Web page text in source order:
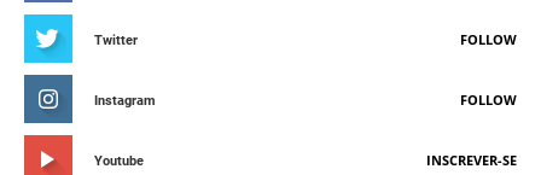
Twitter FOLLOW
Instagram FOLLOW
Youtube INSCREVER-SE